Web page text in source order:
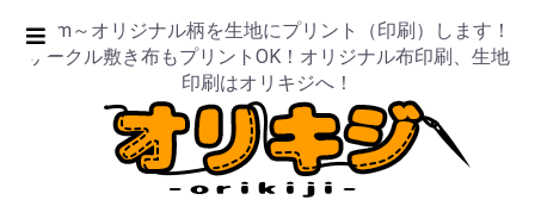
50cm～オリジナル柄を生地にプリント（印刷）します！
サークル敷き布もプリントOK！オリジナル布印刷、生地
印刷はオリキジへ！